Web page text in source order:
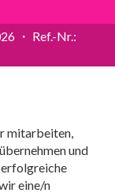
・ Ref.-Nr.:
mitarbeiten,
und
eine/n